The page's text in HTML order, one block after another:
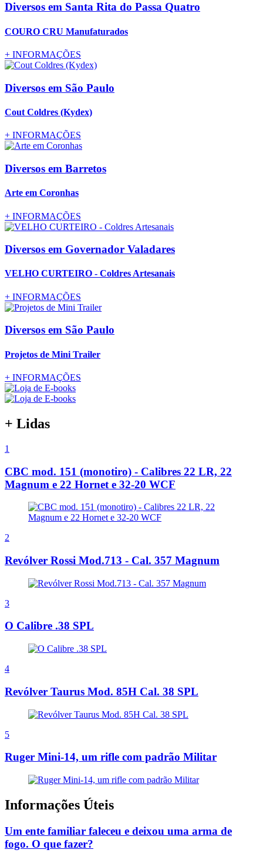
Diversos em Santa Rita do Passa Quatro
COURO CRU Manufaturados
+ INFORMAÇÕES
Diversos em São Paulo
Cout Coldres (Kydex)
+ INFORMAÇÕES
Diversos em Barretos
Arte em Coronhas
+ INFORMAÇÕES
Diversos em Governador Valadares
VELHO CURTEIRO - Coldres Artesanais
+ INFORMAÇÕES
Diversos em São Paulo
Projetos de Mini Trailer
+ INFORMAÇÕES
+ Lidas
1
CBC mod. 151 (monotiro) - Calibres 22 LR, 22
Magnum e 22 Hornet e 32-20 WCF
2
Revólver Rossi Mod.713 - Cal. 357 Magnum
3
O Calibre .38 SPL
4
Revólver Taurus Mod. 85H Cal. 38 SPL
5
Ruger Mini-14, um rifle com padrão Militar
Informações Úteis
Um ente familiar faleceu e deixou uma arma de
fogo. O que fazer?